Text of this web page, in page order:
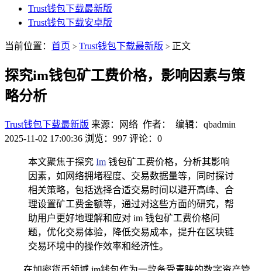
Trust钱包下载最新版
Trust钱包下载安卓版
当前位置： 首页 > Trust钱包下载最新版 > 正文
探究im钱包矿工费价格，影响因素与策
略分析
Trust钱包下载最新版 来源：网络 作者： 编辑：qbadmin
2025-11-02 17:00:36 浏览：997 评论：0
本文聚焦于探究 Im 钱包矿工费价格，分析其影响
因素，如网络拥堵程度、交易数据量等，同时探讨
相关策略，包括选择合适交易时间以避开高峰、合
理设置矿工费金额等，通过对这些方面的研究，帮
助用户更好地理解和应对 im 钱包矿工费价格问
题，优化交易体验，降低交易成本，提升在区块链
交易环境中的操作效率和经济性。